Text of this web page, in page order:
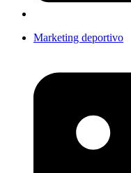
Marketing deportivo